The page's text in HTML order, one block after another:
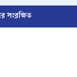
সংরক্ষিত